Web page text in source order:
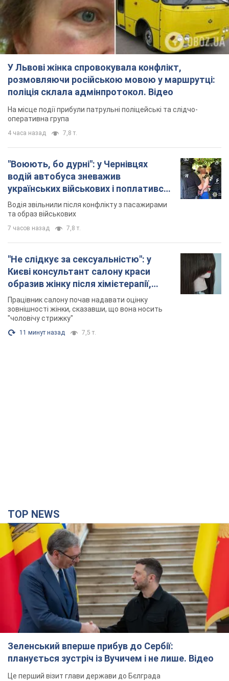
У Львові жінка спровокувала конфлікт,
розмовляючи російською мовою у маршрутці:
поліція склала адмінпротокол. Відео
На місце події прибули патрульні поліцейські та слідчо-
оперативна група
4 часа назад 7,8 т.
"Воюють, бо дурні": у Чернівцях
водій автобуса зневажив
українських військових і поплатився.
Відео
Водія звільнили після конфлікту з пасажирами
та образ військових
7 часов назад 7,8 т.
"Не слідкує за сексуальністю": у
Києві консультант салону краси
образив жінку після хімієтерапії,
розгорівся скандал. Фото
Працівник салону почав надавати оцінку
зовнішності жінки, сказавши, що вона носить
"чоловічу стрижку"
11 минут назад 7,5 т.
TOP NEWS
Зеленський вперше прибув до Сербії:
планується зустріч із Вучичем і не лише. Відео
Це перший візит глави держави до Бєлграда